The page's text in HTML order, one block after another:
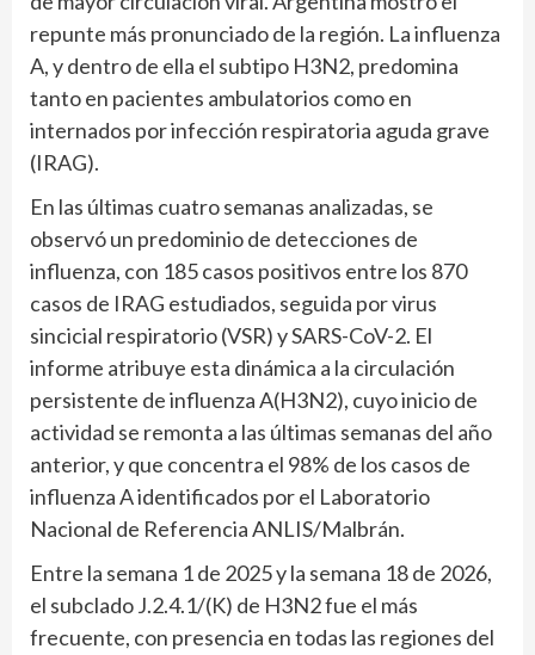
repunte más pronunciado de la región. La influenza
A, y dentro de ella el subtipo H3N2, predomina
tanto en pacientes ambulatorios como en
internados por infección respiratoria aguda grave
(IRAG).
En las últimas cuatro semanas analizadas, se
observó un predominio de detecciones de
influenza, con 185 casos positivos entre los 870
casos de IRAG estudiados, seguida por virus
sincicial respiratorio (VSR) y SARS-CoV-2. El
informe atribuye esta dinámica a la circulación
persistente de influenza A(H3N2), cuyo inicio de
actividad se remonta a las últimas semanas del año
anterior, y que concentra el 98% de los casos de
influenza A identificados por el Laboratorio
Nacional de Referencia ANLIS/Malbrán.
Entre la semana 1 de 2025 y la semana 18 de 2026,
el subclado J.2.4.1/(K) de H3N2 fue el más
frecuente, con presencia en todas las regiones del